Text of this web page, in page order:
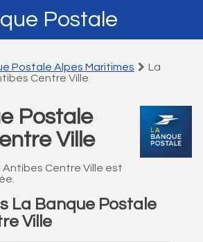
Postale
Postale Alpes Maritimes
La
Centre Ville
Postale
Ville
Centre Ville est
La Banque Postale
Ville